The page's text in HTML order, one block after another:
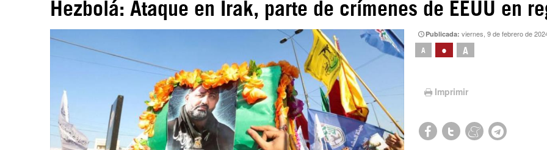
https://urmedium.com/c/hispantv
WhatsApp y Viber: +98 921 79 29 404
Hezbolá: Ataque en Irak, parte de crímenes de EEUU en
Publicada:viernes, 9 de febrero de
A • A
Imprimir